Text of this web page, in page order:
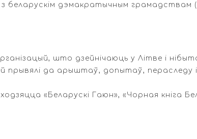
з беларускім дэмакратычным грамадствам
што дзейнічаюць у Літве і
прывялі да арыштаў, допытаў, пераследу
«Беларускі Гаюн», «Чорная кніга